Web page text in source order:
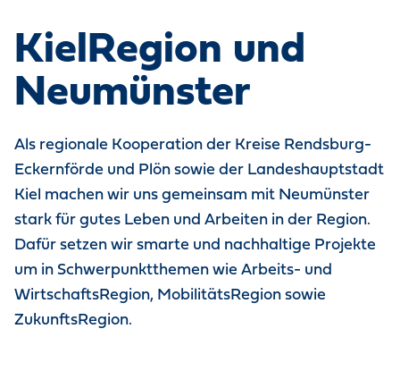
KielRegion und
Neumünster
Als regionale Kooperation der Kreise Rendsburg-
Eckernförde und Plön sowie der Landeshauptstadt
Kiel machen wir uns gemeinsam mit Neumünster
stark für gutes Leben und Arbeiten in der Region.
Dafür setzen wir smarte und nachhaltige Projekte
um in Schwerpunktthemen wie Arbeits- und
WirtschaftsRegion, MobilitätsRegion sowie
ZukunftsRegion.